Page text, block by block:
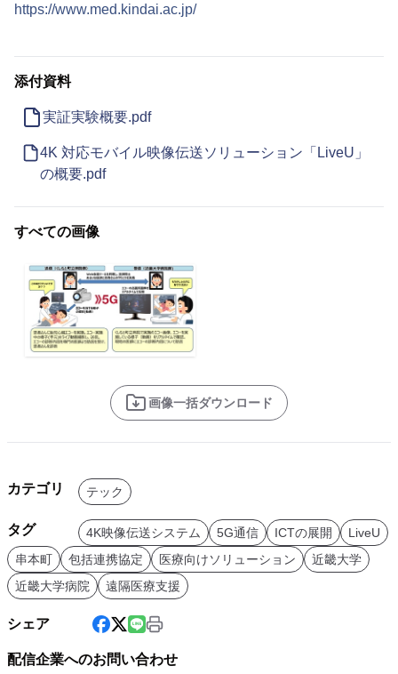
https://www.med.kindai.ac.jp/
添付資料
実証実験概要.pdf
4K 対応モバイル映像伝送ソリューション「LiveU」
の概要.pdf
すべての画像
画像一括ダウンロード
カテゴリ テック
タグ 4K映像伝送システム 5G通信 ICTの展開
LiveU
串本町
包括連携協定 医療向けソリューション
近畿大学
近畿大学病院
遠隔医療支援
シェア
配信企業へのお問い合わせ